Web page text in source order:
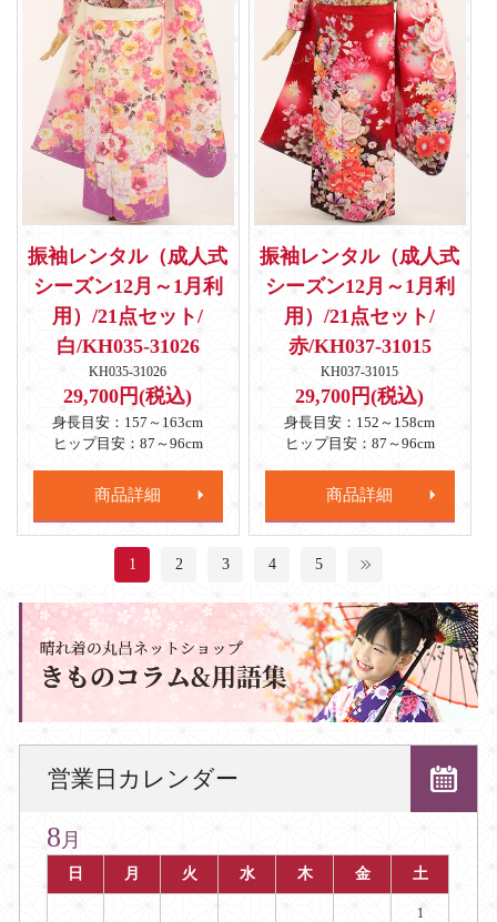
振袖レンタル（成人式
シーズン12月～1月利
用）/21点セット/
白/KH035-31026
KH035-31026
29,700円(税込)
身長目安：157～163cm
ヒップ目安：87～96cm
商品詳細
振袖レンタル（成人式
シーズン12月～1月利
用）/21点セット/
赤/KH037-31015
KH037-31015
29,700円(税込)
身長目安：152～158cm
ヒップ目安：87～96cm
商品詳細
1 2 3 4 5
営業日カレンダー
8 月
日 月 火 水 木 金 土
1